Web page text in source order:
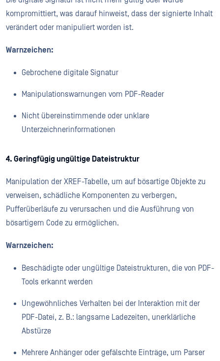
kompromittiert, was darauf hinweist, dass der signierte Inhalt
verändert oder manipuliert worden ist.
Warnzeichen:
Gebrochene digitale Signatur
Manipulationswarnungen vom PDF-Reader
Nicht übereinstimmende oder unklare
Unterzeichnerinformationen
4. Geringfügig ungültige Dateistruktur
Manipulation der XREF-Tabelle, um auf bösartige Objekte zu
verweisen, schädliche Komponenten zu verbergen,
Pufferüberläufe zu verursachen und die Ausführung von
bösartigem Code zu ermöglichen.
Warnzeichen:
Beschädigte oder ungültige Dateistrukturen, die von PDF-
Tools erkannt werden
Ungewöhnliches Verhalten bei der Interaktion mit der
PDF-Datei, z. B.: langsame Ladezeiten, unerklärliche
Abstürze
Mehrere Anhänger oder gefälschte Einträge, um Parser